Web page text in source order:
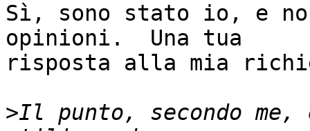
Sì, sono stato io, e
opinioni.  Una tua
risposta alla mia
>Il punto, secondo